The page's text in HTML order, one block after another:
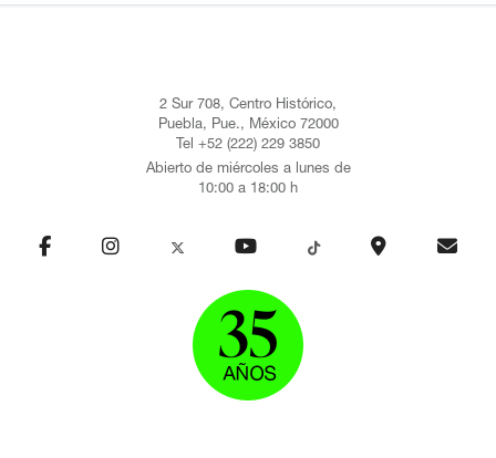
2 Sur 708, Centro Histórico,
Puebla, Pue., México 72000
Tel +52 (222) 229 3850
Abierto de miércoles a lunes de
10:00 a 18:00 h